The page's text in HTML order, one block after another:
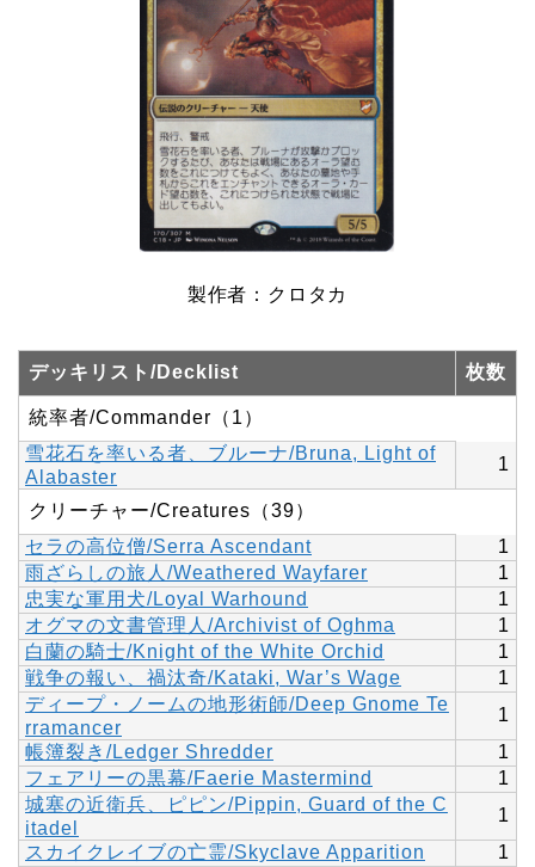
製作者：クロタカ
デッキリスト/Decklist 枚数
統率者/Commander（1）
雪花石を率いる者、ブルーナ/Bruna, Light of
Alabaster
1
クリーチャー/Creatures（39）
セラの高位僧/Serra Ascendant
1
雨ざらしの旅人/Weathered Wayfarer
1
忠実な軍用犬/Loyal Warhound
1
オグマの文書管理人/Archivist of Oghma
1
白蘭の騎士/Knight of the White Orchid
1
戦争の報い、禍汰奇/Kataki, War’s Wage
1
ディープ・ノームの地形術師/Deep Gnome Te
rramancer
1
帳簿裂き/Ledger Shredder
1
フェアリーの黒幕/Faerie Mastermind
1
城塞の近衛兵、ピピン/Pippin, Guard of the C
itadel
1
スカイクレイブの亡霊/Skyclave Apparition
1